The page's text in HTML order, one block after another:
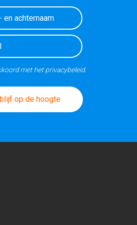
met het privacybeleid.
blijf op de hoogte